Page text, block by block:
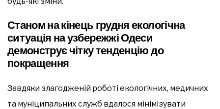
Станом на кінець грудня екологічна
ситуація на узбережжі Одеси
демонструє чітку тенденцію до
покращення
Завдяки злагодженій роботі екологічних, медичних
та муніципальних служб вдалося мінімізувати